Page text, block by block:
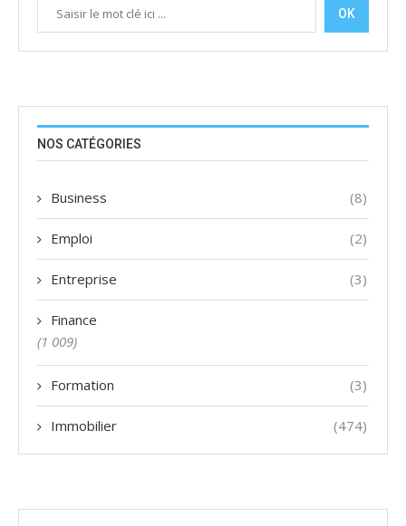
OK
NOS CATÉGORIES
Business (8)
Emploi (2)
Entreprise (3)
Finance
(1 009)
Formation (3)
Immobilier (474)